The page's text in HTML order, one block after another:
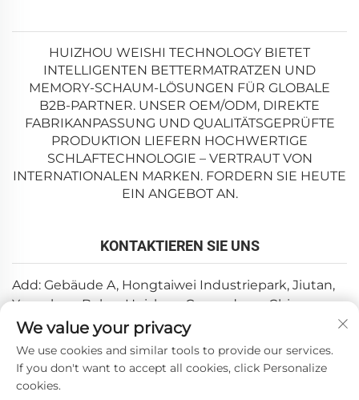
HUIZHOU WEISHI TECHNOLOGY BIETET
INTELLIGENTEN BETTERMATRATZEN UND
MEMORY-SCHAUM-LÖSUNGEN FÜR GLOBALE
B2B-PARTNER. UNSER OEM/ODM, DIREKTE
FABRIKANPASSUNG UND QUALITÄTSGEPRÜFTE
PRODUKTION LIEFERN HOCHWERTIGE
SCHLAFTECHNOLOGIE – VERTRAUT VON
INTERNATIONALEN MARKEN. FORDERN SIE HEUTE
EIN ANGEBOT AN.
KONTAKTIEREN SIE UNS
Add: Gebäude A, Hongtaiwei Industriepark, Jiutan,
Yuanzhou, Boluo, Huizhou, Guangdong, China
E-Mail:[email protected]
Tel.: +86-0752-6688646
We value your privacy
We use cookies and similar tools to provide our services.
If you don't want to accept all cookies, click Personalize
cookies.